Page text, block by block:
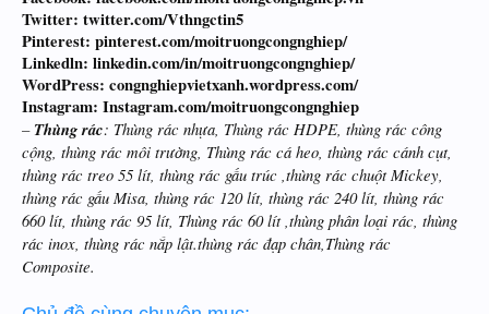
Twitter: twitter.com/Vthngctin5
Pinterest: pinterest.com/moitruongcongnghiep/
Linkedln: linkedin.com/in/moitruongcongnghiep/
WordPress: congnghiepvietxanh.wordpress.com/
Instagram: Instagram.com/moitruongcongnghiep
– Thùng rác: Thùng rác nhựa, Thùng rác HDPE, thùng rác công
cộng, thùng rác môi trường, Thùng rác cá heo, thùng rác cánh cụt,
thùng rác treo 55 lít, thùng rác gấu trúc ,thùng rác chuột Mickey,
thùng rác gấu Misa, thùng rác 120 lít, thùng rác 240 lít, thùng rác
660 lít, thùng rác 95 lít, Thùng rác 60 lít ,thùng phân loại rác, thùng
rác inox, thùng rác nắp lật.thùng rác đạp chân,Thùng rác
Composite.